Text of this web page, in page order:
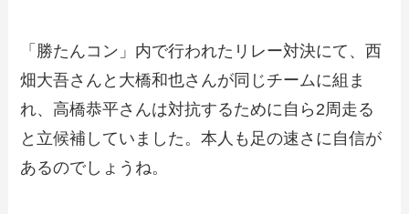
「勝たんコン」内で行われたリレー対決にて、西
畑大吾さんと大橋和也さんが同じチームに組ま
れ、高橋恭平さんは対抗するために自ら2周走る
と立候補していました。本人も足の速さに自信が
あるのでしょうね。